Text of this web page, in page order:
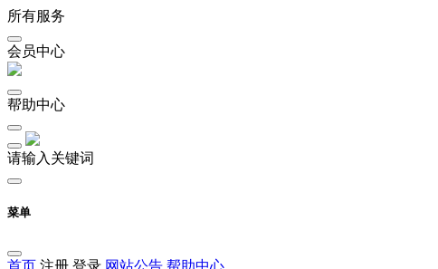
所有服务
会员中心
帮助中心
请输入关键词
菜单